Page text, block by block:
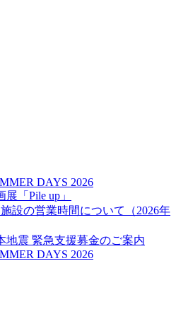
DAYS 2026
「Pile up」
設の営業時間について（2026年
地震 緊急支援募金のご案内
DAYS 2026